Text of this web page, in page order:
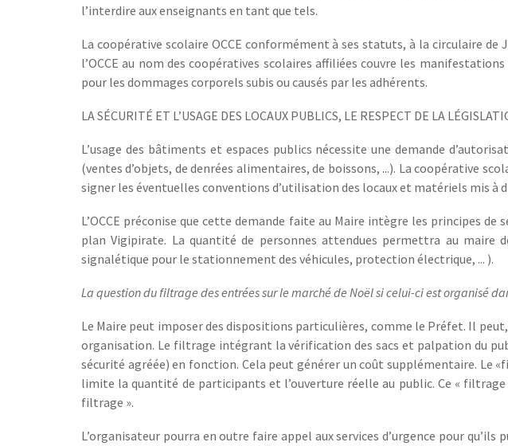
l’interdire aux enseignants en tant que tels.
La coopérative scolaire OCCE conformément à ses statuts, à la circulaire
l’OCCE au nom des coopératives scolaires affiliées couvre les
pour les dommages corporels subis ou causés par les adhérents.
LA SÉCURITÉ ET L’USAGE DES LOCAUX PUBLICS, LE RESPECT DE LA
L’usage des bâtiments et espaces publics nécessite une demande
(ventes d’objets, de denrées alimentaires, de boissons, ...). La coopérative
signer les éventuelles conventions d’utilisation des locaux et matériels mis à
L’OCCE préconise que cette demande faite au Maire intègre les principes
plan Vigipirate. La quantité de personnes attendues permettra au maire
signalétique pour le stationnement des véhicules, protection électrique, ... ).
La question du filtrage des entrées sur le marché de Noël si celui-ci est organisé
Le Maire peut imposer des dispositions particulières, comme le Préfet. Il
organisation. Le filtrage intégrant la vérification des sacs et palpation du
sécurité agréée) en fonction. Cela peut générer un coût supplémentaire. Le
limite la quantité de participants et l’ouverture réelle au public. Ce «
filtrage ».
L’organisateur pourra en outre faire appel aux services d’urgence pour